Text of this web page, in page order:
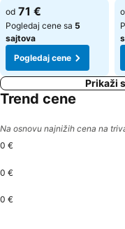
Pogledaj cene
od 71 €
Pogledaj cene sa 5
sajtova
Pogledaj cene
Prikaži
Trend cene
Na osnovu najnižih cena na
0 €
0 €
0 €